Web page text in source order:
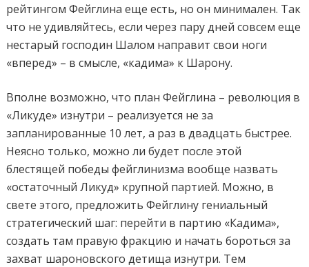
рейтингом Фейглина еще есть, но он минимален. Так
что не удивляйтесь, если через пару дней совсем еще
нестарый господин Шалом направит свои ноги
«вперед» – в смысле, «кадима» к Шарону.
Вполне возможно, что план Фейглина – революция в
«Ликуде» изнутри – реализуется не за
запланированные 10 лет, а раз в двадцать быстрее.
Неясно только, можно ли будет после этой
блестящей победы фейглинизма вообще назвать
«остаточный Ликуд» крупной партией. Можно, в
свете этого, предложить Фейглину гениальный
стратегический шаг: перейти в партию «Кадима»,
создать там правую фракцию и начать бороться за
захват шароновского детища изнутри. Тем